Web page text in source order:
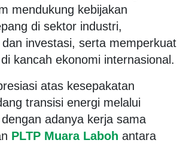
mendukung kebijakan
di sektor industri,
investasi, serta memperkuat
kancah ekonomi internasional.
atas kesepakatan
transisi energi melalui
adanya kerja sama
PLTP Muara Laboh antara